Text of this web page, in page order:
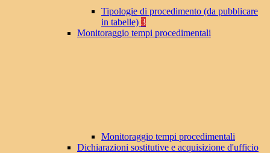
Tipologie di procedimento (da pubblicare
in tabelle) 3
Monitoraggio tempi procedimentali
Monitoraggio tempi procedimentali
Dichiarazioni sostitutive e acquisizione d'ufficio